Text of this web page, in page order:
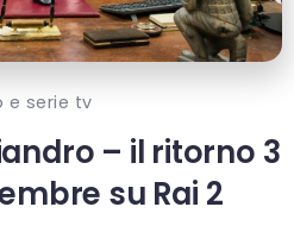
e serie tv
– il ritorno 3
su Rai 2